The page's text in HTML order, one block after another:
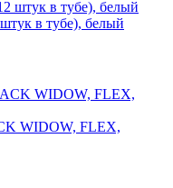
в тубе), белый
WIDOW, FLEX,